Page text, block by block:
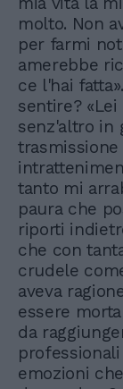
molto. Non
per farmi
amerebbe
ce l'hai
sentire?
senz'altro in
tanto mi
paura che
riporti
che con
crudele
aveva
essere
da
emozioni